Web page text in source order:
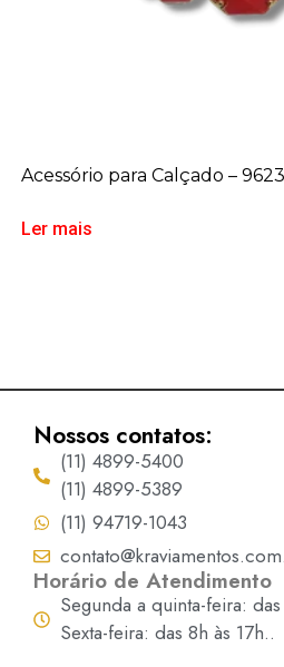
Acessório para Calçado – 9623
Ler mais
Nossos contatos:
(11) 4899-5400
(11) 4899-5389
(11) 94719-1043
Horário de Atendimento
Segunda a quinta-feira:
Sexta-feira: das 8h às 17h..